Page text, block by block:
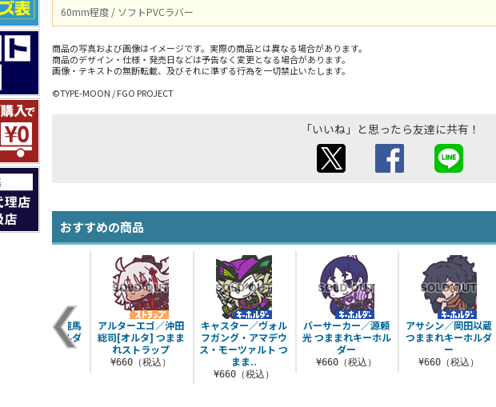
60mm程度 / ソフトPVCラバー
商品の写真および画像はイメージです。実際の商品とは異なる場合があります。
商品のデザイン・仕様・発売日などは予告なく変更となる場合があります。
画像・テキストの無断転載、及びそれに準ずる行為を一切禁止いたします。
©TYPE-MOON / FGO PROJECT
「いいね」と思ったら友達に共有！
おすすめの商品
バーサーカー／源頼
光 つままれキーホル
ダー
¥660（税込）
アサシン／岡田以蔵
つままれキーホルダ
ー
¥660（税込）
ライダー／坂本龍馬
つままれキーホルダ
アルターエゴ／沖田
総司[オルタ] つまま
れストラップ
¥660（税込）
キャスター／ヴォル
フガング・アマデウ
ス・モーツァルト つ
まま..
¥660（税込）